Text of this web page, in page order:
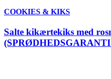
COOKIES & KIKS
Salte kikærtekiks med